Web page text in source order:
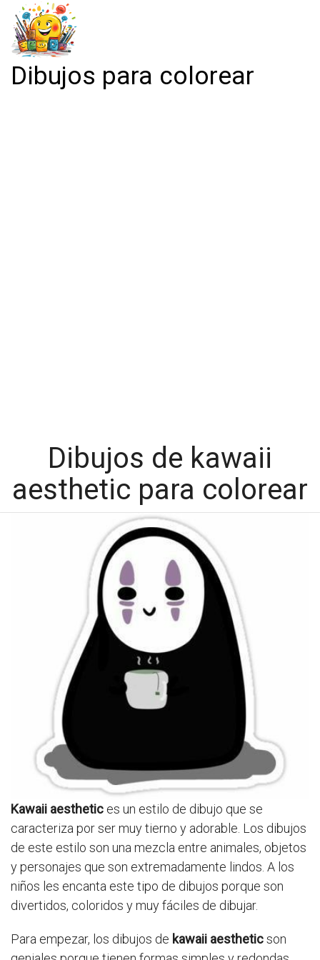
Dibujos para colorear
Dibujos de kawaii
aesthetic para colorear
Kawaii aesthetic es un estilo de dibujo que se
caracteriza por ser muy tierno y adorable. Los dibujos
de este estilo son una mezcla entre animales, objetos
y personajes que son extremadamente lindos. A los
niños les encanta este tipo de dibujos porque son
divertidos, coloridos y muy fáciles de dibujar.
Para empezar, los dibujos de kawaii aestheticson